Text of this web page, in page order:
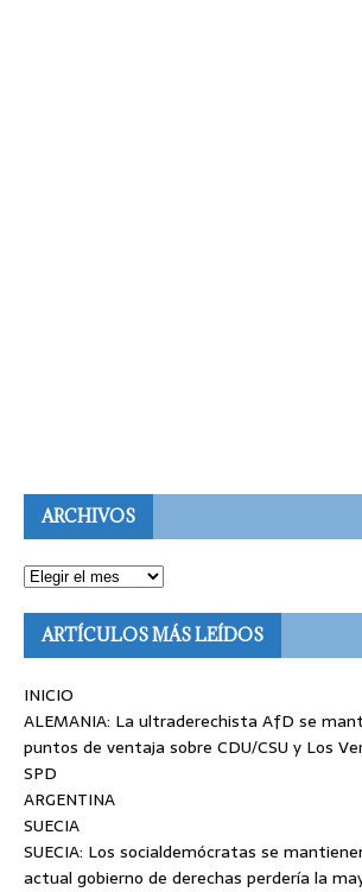
ARCHIVOS
ARTÍCULOS MÁS LEÍDOS
INICIO
ALEMANIA: La ultraderechista AfD se
puntos de ventaja sobre CDU/CSU y Los
SPD
ARGENTINA
SUECIA
SUECIA: Los socialdemócratas se
actual gobierno de derechas perdería la